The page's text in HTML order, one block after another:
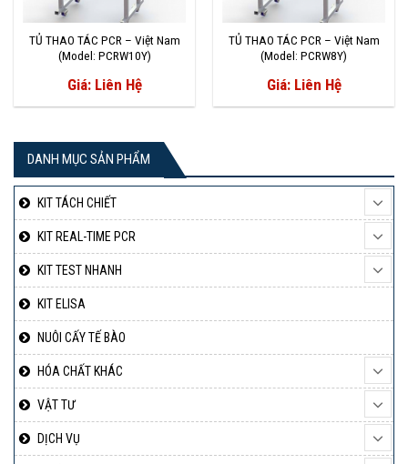
DANH MỤC SẢN PHẨM
KIT TÁCH CHIẾT
KIT REAL-TIME PCR
KIT TEST NHANH
KIT ELISA
NUÔI CẤY TẾ BÀO
HÓA CHẤT KHÁC
VẬT TƯ
DỊCH VỤ
TỦ THAO TÁC PCR – Việt Nam
(Model: PCRW10Y)
Giá: Liên Hệ
TỦ THAO TÁC PCR – Việt Nam
(Model: PCRW8Y)
Giá: Liên Hệ